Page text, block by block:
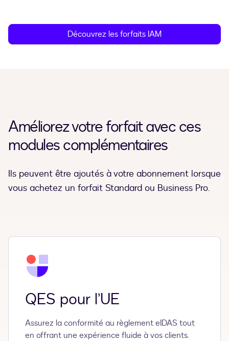
Découvrez les forfaits IAM
Améliorez votre forfait avec ces
modules complémentaires
Ils peuvent être ajoutés à votre abonnement lorsque
vous achetez un forfait Standard ou Business Pro.
QES pour l’UE
Assurez la conformité au règlement eIDAS tout
en offrant une expérience fluide à vos clients.